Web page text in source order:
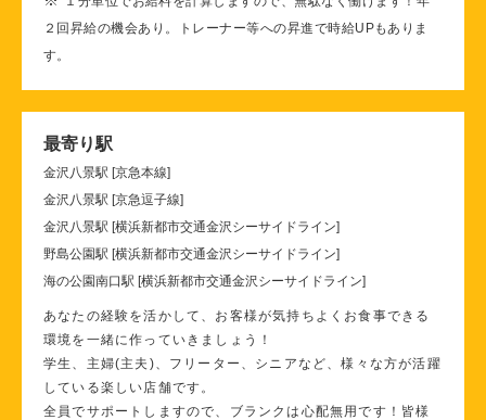
２回昇給の機会あり。トレーナー等への昇進で時給UPもありま
す。
最寄り駅
金沢八景駅 [京急本線]
金沢八景駅 [京急逗子線]
金沢八景駅 [横浜新都市交通金沢シーサイドライン]
野島公園駅 [横浜新都市交通金沢シーサイドライン]
海の公園南口駅 [横浜新都市交通金沢シーサイドライン]
あなたの経験を活かして、お客様が気持ちよくお食事できる
環境を一緒に作っていきましょう！
学生、主婦(主夫)、フリーター、シニアなど、様々な方が活躍
している楽しい店舗です。
全員でサポートしますので、ブランクは心配無用です！皆様